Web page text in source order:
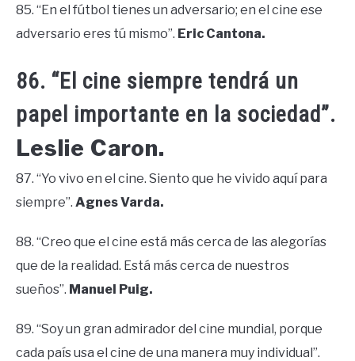
85. “En el fútbol tienes un adversario; en el cine ese
adversario eres tú mismo”. Eric Cantona.
86. “El cine siempre tendrá un
papel importante en la sociedad”.
Leslie Caron.
87. “Yo vivo en el cine. Siento que he vivido aquí para
siempre”. Agnes Varda.
88. “Creo que el cine está más cerca de las alegorías
que de la realidad. Está más cerca de nuestros
sueños”. Manuel Puig.
89. “Soy un gran admirador del cine mundial, porque
cada país usa el cine de una manera muy individual”.